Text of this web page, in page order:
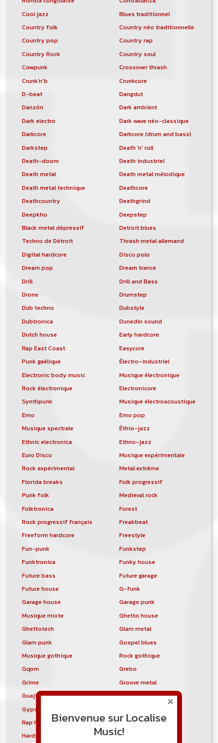
Cool jazz
Blues traditionnel
Country folk
Country néo traditionnelle
Country pop
Country rap
Country Rock
Country soul
Cowpunk
Crossover thrash
Crunk'n'b
Crunkcore
D-beat
Dangdut
Danzón
Dark ambient
Dark electro
Dark wave néo-classique
Darkcore
Darkcore (drum and bass)
Darkstep
Death 'n' roll
Death-doom
Death industriel
Death metal
Death metal mélodique
Death metal technique
Deathcore
Deathcountry
Deathgrind
Deepkho
Deepstep
Black metal dépressif
Detroit blues
Techno de Détroit
Thrash metal allemand
Digital hardcore
Disco polo
Dream pop
Dream trance
Drill
Drill and Bass
Drone
Drumstep
Dub techno
Dubstyle
Dubtronica
Dunedin sound
Dutch house
Early hardcore
Rap East Coast
Easycore
Punk gaélique
Électro-industriel
Electronic body music
Musique électronique
Rock électronique
Electronicore
Synthpunk
Musique électroacoustique
Emo
Emo pop
Musique spectrale
Éthio-jazz
Ethnic electronica
Ethno-jazz
Euro Disco
Musique expérimentale
Rock expérimental
Metal extrême
Florida breaks
Folk progressif
Punk folk
Medieval rock
Folktronica
Forest
Rock progressif français
Freakbeat
Freeform hardcore
Freestyle
Fun-punk
Funkstep
Funktronica
Funky house
Future bass
Future garage
Future house
G-funk
Garage house
Garage punk
Musique mixte
Ghetto house
Ghettotech
Glam metal
Glam punk
Gospel blues
Musique gothique
Rock gothique
Gqom
Grebo
Grime
Groove metal
Guajira
Guaracha
Gypsy punk
Rap hardcore
Industrial hardcore
Hardstep
Hardstyle
Bienvenue sur Localise
Music!